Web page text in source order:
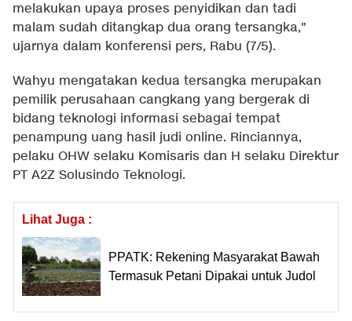
melakukan upaya proses penyidikan dan tadi
malam sudah ditangkap dua orang tersangka,"
ujarnya dalam konferensi pers, Rabu (7/5).
Wahyu mengatakan kedua tersangka merupakan
pemilik perusahaan cangkang yang bergerak di
bidang teknologi informasi sebagai tempat
penampung uang hasil judi online. Rinciannya,
pelaku OHW selaku Komisaris dan H selaku Direktur
PT A2Z Solusindo Teknologi.
Lihat Juga :
PPATK: Rekening Masyarakat Bawah
Termasuk Petani Dipakai untuk Judol